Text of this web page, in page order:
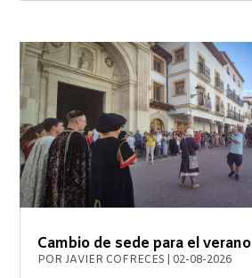
Cambio de sede para el verano
PORJAVIER COFRECES 02-08-2026